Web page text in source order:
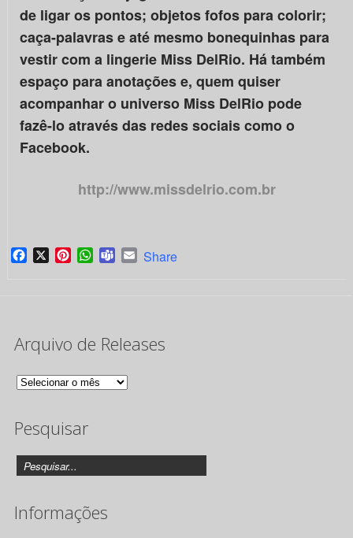
de ligar os pontos; objetos fofos para colorir;
caça-palavras e até mesmo bonequinhas para
vestir com a lingerie Miss DelRio. Há também
espaço para anotações e, quem quiser
acompanhar o universo Miss DelRio pode
fazê-lo através das redes sociais como o
Facebook.
http://www.missdelrio.com.br
Facebook
X PinterestWhatsApp
TeamsEmail
Share
Arquivo de Releases
Arquivo
Releases
Pesquisar
Informações